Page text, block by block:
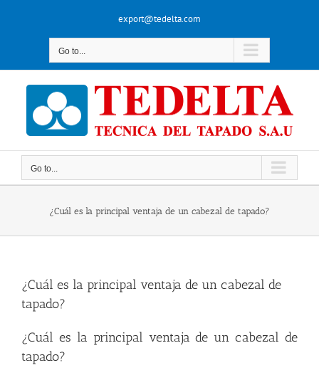
export@tedelta.com
Go to...
Go to...
¿Cuál es la principal ventaja de un cabezal de tapado?
¿Cuál es la principal ventaja de un cabezal de
tapado?
¿Cuál es la principal ventaja de un cabezal de
tapado?